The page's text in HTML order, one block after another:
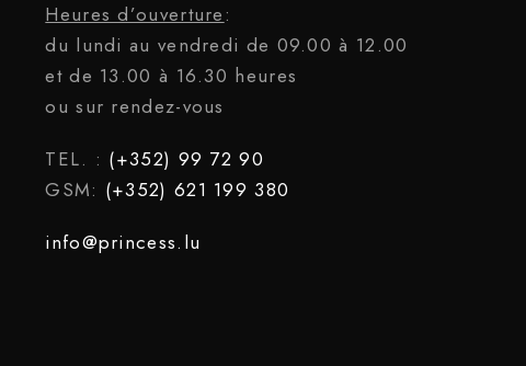
Heures d’ouverture :
du lundi au vendredi de 09.00 à 12.00
et de 13.00 à 16.30 heures
ou sur rendez-vous
TEL. : (+352) 99 72 90
GSM: (+352) 621 199 380
info@princess.lu